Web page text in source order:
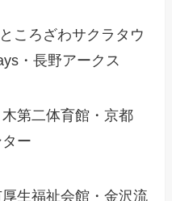
ころざわサクラタウ
・長野アークス
第二体育館・京都
ー
生福祉会館・金沢流